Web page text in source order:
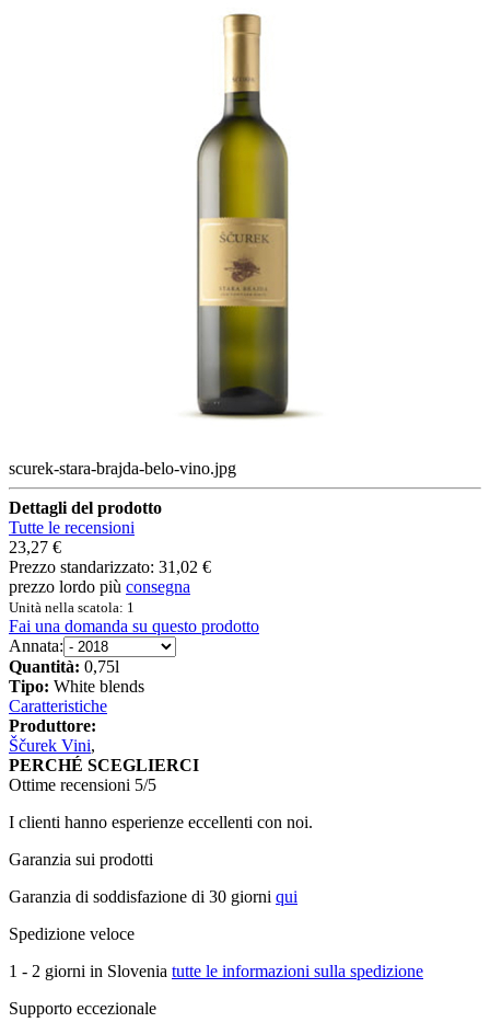
scurek-stara-brajda-belo-vino.jpg
Dettagli del prodotto
Tutte le recensioni
23,27 €
Prezzo standarizzato: 31,02 €
prezzo lordo più consegna
Unità nella scatola: 1
Fai una domanda su questo prodotto
Annata:
Quantità: 0,75l
Tipo: White blends
Caratteristiche
Produttore:
Ščurek Vini,
PERCHÉ SCEGLIERCI
Ottime recensioni 5/5
I clienti hanno esperienze eccellenti con noi.
Garanzia sui prodotti
Garanzia di soddisfazione di 30 giorni qui
Spedizione veloce
1 - 2 giorni in Slovenia tutte le informazioni sulla spedizione
Supporto eccezionale